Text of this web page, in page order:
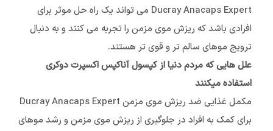
Ducray Anacaps Expert می تواند یک راه حل موثر برای
افرادی باشد که ریزش موی مزمن را تجربه می کنند و به دنبال
ترویج موهای سالم تر و قوی تر هستند.
علل هایی که مردم دنیا از کپسول آناکپس اکسپرت دوکری
استفاده میکنند
مکمل غذایی ضد ریزش موی مزمن Ducray Anacaps Expert
برای کمک به افراد در جلوگیری از ریزش موی مزمن و رشد موهای